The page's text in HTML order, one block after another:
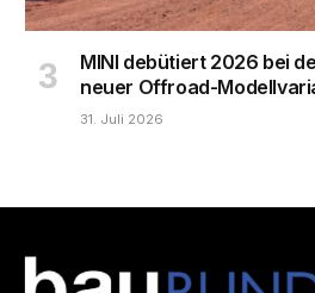
MINI debütiert 2026 bei
neuer Offroad-
31. Juli 2026